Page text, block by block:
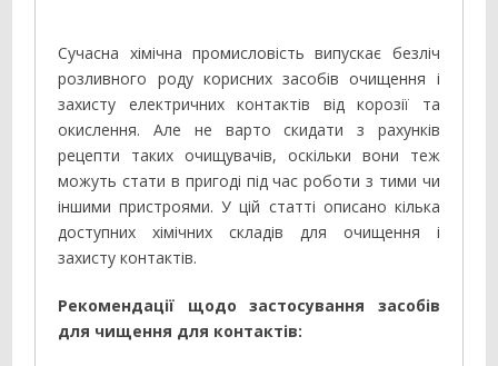
Сучасна хімічна промисловість випускає безліч
розливного роду корисних засобів очищення і
захисту електричних контактів від корозії та
окислення. Але не варто скидати з рахунків
рецепти таких очищувачів, оскільки вони теж
можуть стати в пригоді під час роботи з тими чи
іншими пристроями. У цій статті описано кілька
доступних хімічних складів для очищення і
захисту контактів.
Рекомендації щодо застосування засобів
для чищення для контактів: